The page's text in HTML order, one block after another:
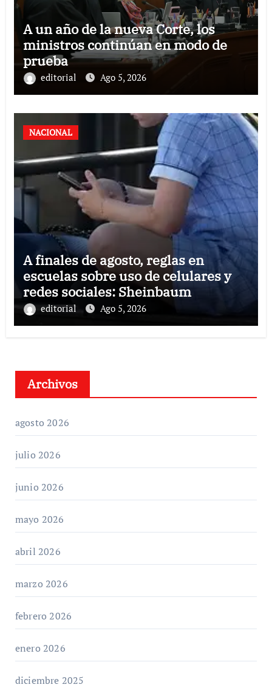
A un año de la nueva Corte, los
ministros continúan en modo de
prueba
editorial Ago 5, 2026
NACIONAL
A finales de agosto, reglas en
escuelas sobre uso de celulares y
redes sociales: Sheinbaum
editorial Ago 5, 2026
Archivos
agosto 2026
julio 2026
junio 2026
mayo 2026
abril 2026
marzo 2026
febrero 2026
enero 2026
diciembre 2025